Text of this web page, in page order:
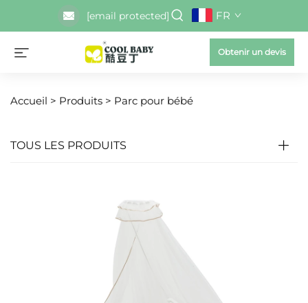
[email protected] FR
Obtenir un devis
Accueil > Produits > Parc pour bébé
TOUS LES PRODUITS